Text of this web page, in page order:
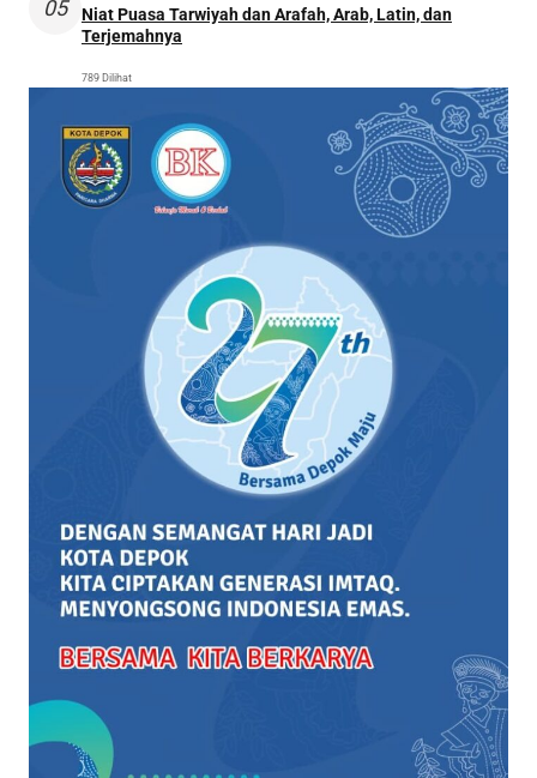
05
Niat Puasa Tarwiyah dan Arafah, Arab, Latin, dan
Terjemahnya
789 Dilihat